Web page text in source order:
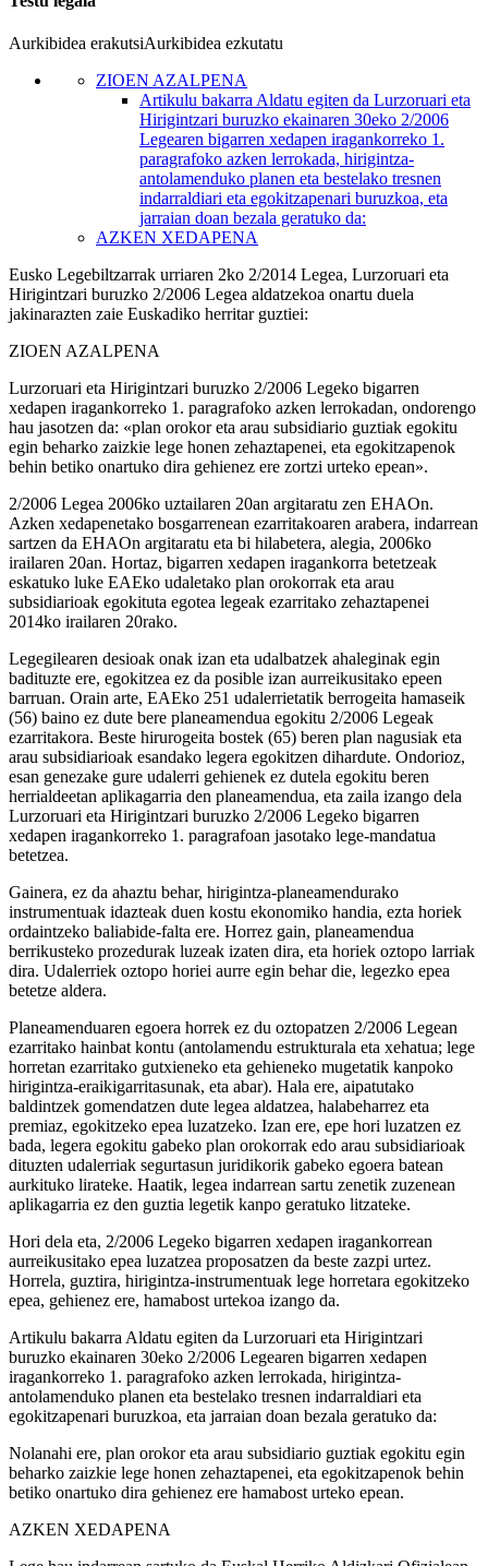
Aurkibidea erakutsiAurkibidea ezkutatu
ZIOEN AZALPENA
Artikulu bakarra Aldatu egiten da Lurzoruari eta
Hirigintzari buruzko ekainaren 30eko 2/2006
Legearen bigarren xedapen iragankorreko 1.
paragrafoko azken lerrokada, hirigintza-
antolamenduko planen eta bestelako tresnen
indarraldiari eta egokitzapenari buruzkoa, eta
jarraian doan bezala geratuko da:
AZKEN XEDAPENA
Eusko Legebiltzarrak urriaren 2ko 2/2014 Legea, Lurzoruari eta
Hirigintzari buruzko 2/2006 Legea aldatzekoa onartu duela
jakinarazten zaie Euskadiko herritar guztiei:
ZIOEN AZALPENA
Lurzoruari eta Hirigintzari buruzko 2/2006 Legeko bigarren
xedapen iragankorreko 1. paragrafoko azken lerrokadan, ondorengo
hau jasotzen da: «plan orokor eta arau subsidiario guztiak egokitu
egin beharko zaizkie lege honen zehaztapenei, eta egokitzapenok
behin betiko onartuko dira gehienez ere zortzi urteko epean».
2/2006 Legea 2006ko uztailaren 20an argitaratu zen EHAOn.
Azken xedapenetako bosgarrenean ezarritakoaren arabera, indarrean
sartzen da EHAOn argitaratu eta bi hilabetera, alegia, 2006ko
irailaren 20an. Hortaz, bigarren xedapen iragankorra betetzeak
eskatuko luke EAEko udaletako plan orokorrak eta arau
subsidiarioak egokituta egotea legeak ezarritako zehaztapenei
2014ko irailaren 20rako.
Legegilearen desioak onak izan eta udalbatzek ahaleginak egin
badituzte ere, egokitzea ez da posible izan aurreikusitako epeen
barruan. Orain arte, EAEko 251 udalerrietatik berrogeita hamaseik
(56) baino ez dute bere planeamendua egokitu 2/2006 Legeak
ezarritakora. Beste hirurogeita bostek (65) beren plan nagusiak eta
arau subsidiarioak esandako legera egokitzen dihardute. Ondorioz,
esan genezake gure udalerri gehienek ez dutela egokitu beren
herrialdeetan aplikagarria den planeamendua, eta zaila izango dela
Lurzoruari eta Hirigintzari buruzko 2/2006 Legeko bigarren
xedapen iragankorreko 1. paragrafoan jasotako lege-mandatua
betetzea.
Gainera, ez da ahaztu behar, hirigintza-planeamendurako
instrumentuak idazteak duen kostu ekonomiko handia, ezta horiek
ordaintzeko baliabide-falta ere. Horrez gain, planeamendua
berrikusteko prozedurak luzeak izaten dira, eta horiek oztopo larriak
dira. Udalerriek oztopo horiei aurre egin behar die, legezko epea
betetze aldera.
Planeamenduaren egoera horrek ez du oztopatzen 2/2006 Legean
ezarritako hainbat kontu (antolamendu estrukturala eta xehatua; lege
horretan ezarritako gutxieneko eta gehieneko mugetatik kanpoko
hirigintza-eraikigarritasunak, eta abar). Hala ere, aipatutako
baldintzek gomendatzen dute legea aldatzea, halabeharrez eta
premiaz, egokitzeko epea luzatzeko. Izan ere, epe hori luzatzen ez
bada, legera egokitu gabeko plan orokorrak edo arau subsidiarioak
dituzten udalerriak segurtasun juridikorik gabeko egoera batean
aurkituko lirateke. Haatik, legea indarrean sartu zenetik zuzenean
aplikagarria ez den guztia legetik kanpo geratuko litzateke.
Hori dela eta, 2/2006 Legeko bigarren xedapen iragankorrean
aurreikusitako epea luzatzea proposatzen da beste zazpi urtez.
Horrela, guztira, hirigintza-instrumentuak lege horretara egokitzeko
epea, gehienez ere, hamabost urtekoa izango da.
Artikulu bakarra Aldatu egiten da Lurzoruari eta Hirigintzari
buruzko ekainaren 30eko 2/2006 Legearen bigarren xedapen
iragankorreko 1. paragrafoko azken lerrokada, hirigintza-
antolamenduko planen eta bestelako tresnen indarraldiari eta
egokitzapenari buruzkoa, eta jarraian doan bezala geratuko da:
Nolanahi ere, plan orokor eta arau subsidiario guztiak egokitu egin
beharko zaizkie lege honen zehaztapenei, eta egokitzapenok behin
betiko onartuko dira gehienez ere hamabost urteko epean.
AZKEN XEDAPENA